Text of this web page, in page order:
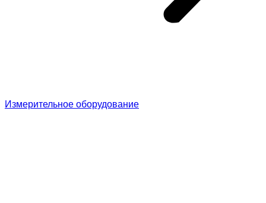
Измерительное оборудование